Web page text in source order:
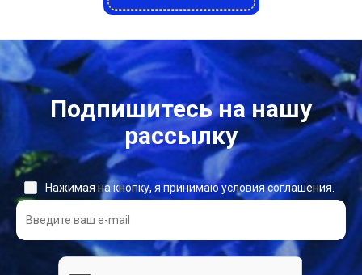
Подпишитесь на нашу
рассылку
Нажимая на кнопку, я принимаю условия соглашения.